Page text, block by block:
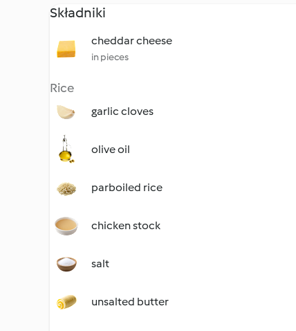
Składniki
cheddar cheese
in pieces
Rice
garlic cloves
olive oil
parboiled rice
chicken stock
salt
unsalted butter